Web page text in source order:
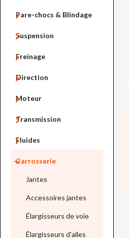
Pare-chocs & Blindage

Suspension

Freinage

Direction

Moteur

Transmission

Fluides

Carrosserie

Jantes
Accessoires jantes
Élargisseurs de voie
Élargisseurs d'ailes